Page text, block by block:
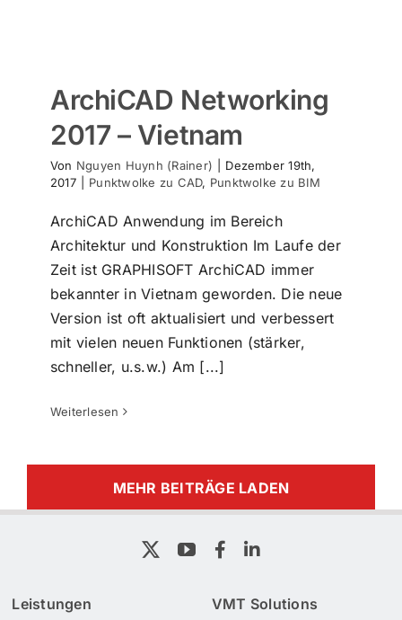
ArchiCAD Networking
2017 – Vietnam
Von Nguyen Huynh (Rainer)
Dezember 19th,
2017
Punktwolke zu CAD, Punktwolke zu BIM
ArchiCAD Anwendung im Bereich
Architektur und Konstruktion Im Laufe der
Zeit ist GRAPHISOFT ArchiCAD immer
bekannter in Vietnam geworden. Die neue
Version ist oft aktualisiert und verbessert
mit vielen neuen Funktionen (stärker,
schneller, u.s.w.) Am [...]
Weiterlesen
MEHR BEITRÄGE LADEN
Leistungen
VMT Solutions